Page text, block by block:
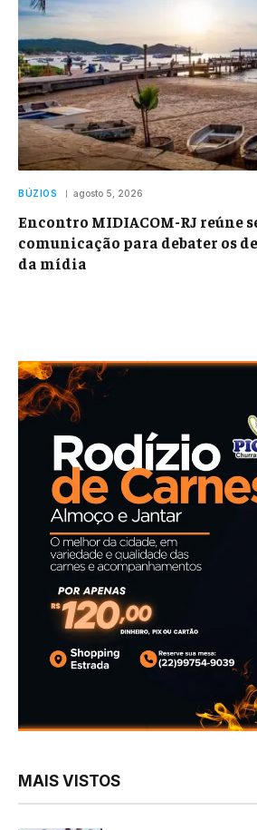
BÚZIOS agosto 5, 2026
Encontro MIDIACOM-RJ reúne
comunicação para debater os
da mídia
MAIS VISTOS